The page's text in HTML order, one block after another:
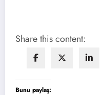
Share this content:
Bunu paylaş: